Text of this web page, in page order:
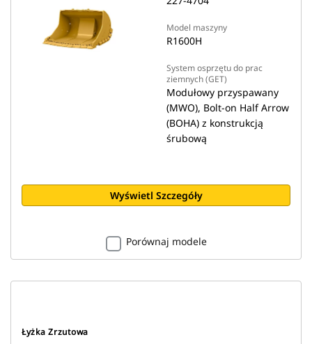
Model maszyny
R1600H
System osprzętu do prac
ziemnych (GET)
Modułowy przyspawany
(MWO), Bolt-on Half Arrow
(BOHA) z konstrukcją
śrubową
Wyświetl Szczegóły
Porównaj modele
Łyżka Zrzutowa